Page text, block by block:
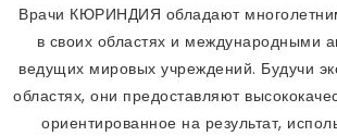
Врачи КЮРИНДИЯ обладают
в своих областях и международными
ведущих мировых учреждений. Будучи
областях, они предоставляют
ориентированное на результат,